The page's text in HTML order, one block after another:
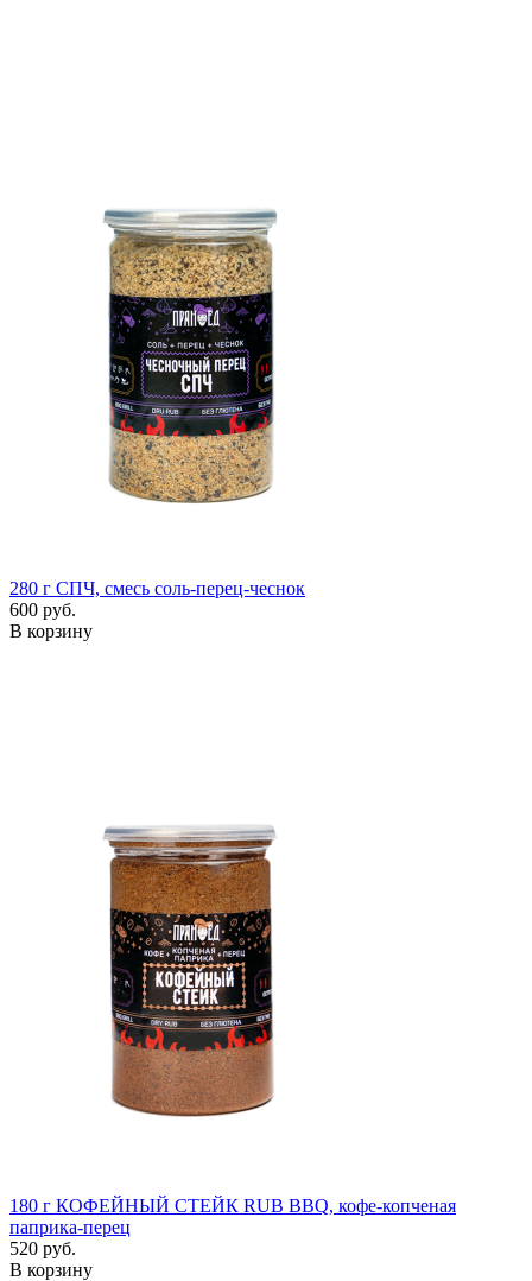
280 г СПЧ, смесь соль-перец-чеснок
600 руб.
В корзину
180 г КОФЕЙНЫЙ СТЕЙК RUB BBQ, кофе-копченая
паприка-перец
520 руб.
В корзину